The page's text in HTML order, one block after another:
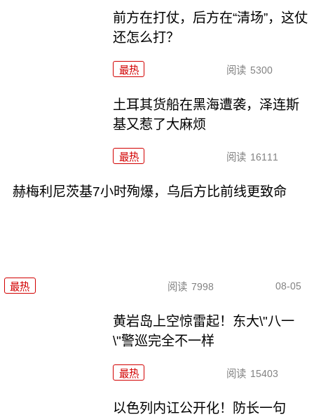
前方在打仗，后方在“清场”，这仗
还怎么打？
最热 阅读 5300
土耳其货船在黑海遭袭，泽连斯
基又惹了大麻烦
最热 阅读 16111
赫梅利尼茨基7小时殉爆，乌后方比前线更致命
最热 阅读 7998 08-05
黄岩岛上空惊雷起！东大\"八一
\"警巡完全不一样
最热 阅读 15403
以色列内讧公开化！防长一句